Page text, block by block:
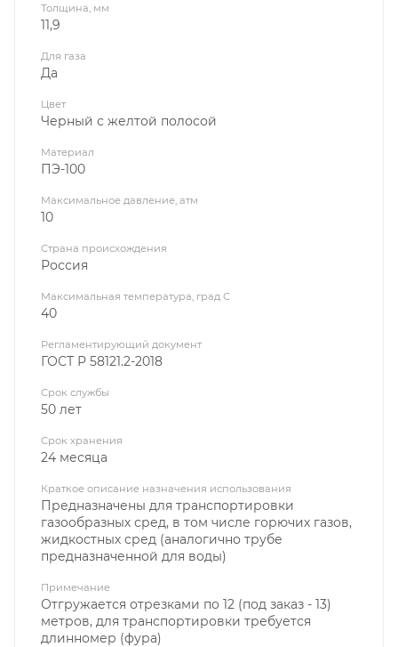
Толщина, мм
11,9
Для газа
Да
Цвет
Черный с желтой полосой
Материал
ПЭ-100
Максимальное давление, атм
10
Страна происхождения
Россия
Максимальная температура, град С
40
Регламентирующий документ
ГОСТ Р 58121.2-2018
Срок службы
50 лет
Срок хранения
24 месяца
Краткое описание назначения использования
Предназначены для транспортировки
газообразных сред, в том числе горючих газов,
жидкостных сред (аналогично трубе
предназначенной для воды)
Примечание
Отгружается отрезками по 12 (под заказ - 13)
метров, для транспортировки требуется
длинномер (фура)